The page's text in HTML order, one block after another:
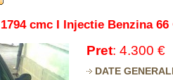
cmc I Injectie Benzina 66
Pret: 4.300 €
DATE